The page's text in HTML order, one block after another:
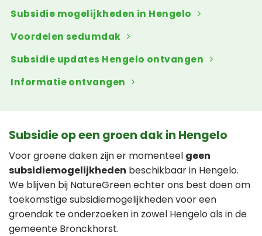
Subsidie mogelijkheden in Hengelo
Voordelen sedumdak
Subsidie updates Hengelo ontvangen
Informatie ontvangen
Subsidie op een groen dak in Hengelo
Voor groene daken zijn er momenteel geen
subsidiemogelijkheden beschikbaar in Hengelo.
We blijven bij NatureGreen echter ons best doen om
toekomstige subsidiemogelijkheden voor een
groendak te onderzoeken in zowel Hengelo als in de
gemeente Bronckhorst.